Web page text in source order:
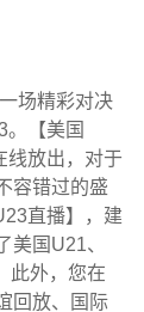
场精彩对决
【美国
线放出，对于
容错过的盛
直播】，建
美国U21、
此外，您在
回放、国际